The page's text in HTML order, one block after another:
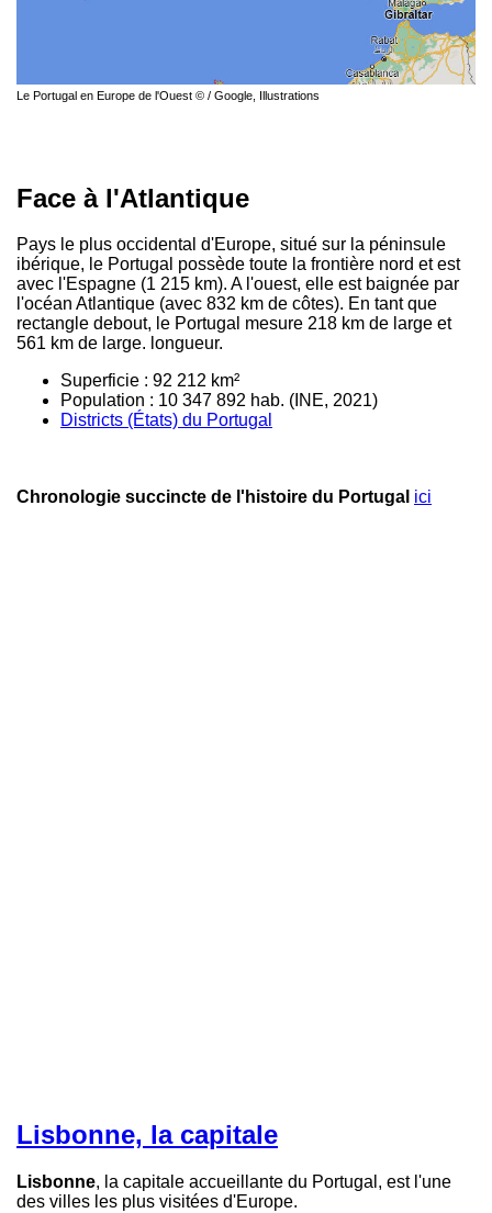
Le Portugal en Europe de l'Ouest © / Google, Illustrations
Face à l'Atlantique
Pays le plus occidental d'Europe, situé sur la péninsule
ibérique, le Portugal possède toute la frontière nord et est
avec l'Espagne (1 215 km). A l'ouest, elle est baignée par
l'océan Atlantique (avec 832 km de côtes). En tant que
rectangle debout, le Portugal mesure 218 km de large et
561 km de large. longueur.
Superficie : 92 212 km²
Population : 10 347 892 hab. (INE, 2021)
Districts (États) du Portugal
Chronologie succincte de l'histoire du Portugal ici
Lisbonne, la capitale
Lisbonne, la capitale accueillante du Portugal, est l'une
des villes les plus visitées d'Europe.